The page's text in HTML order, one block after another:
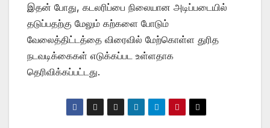
இதன் போது, கடலரிப்பை நிலையான அடிப்படையில்
தடுப்பதற்கு மேலும் கற்களை போடும்
வேலைத்திட்டத்தை விரைவில் மேற்கொள்ள துரித
நடவடிக்கைகள் எடுக்கப்பட உள்ளதாக
தெரிவிக்கப்பட்டது.